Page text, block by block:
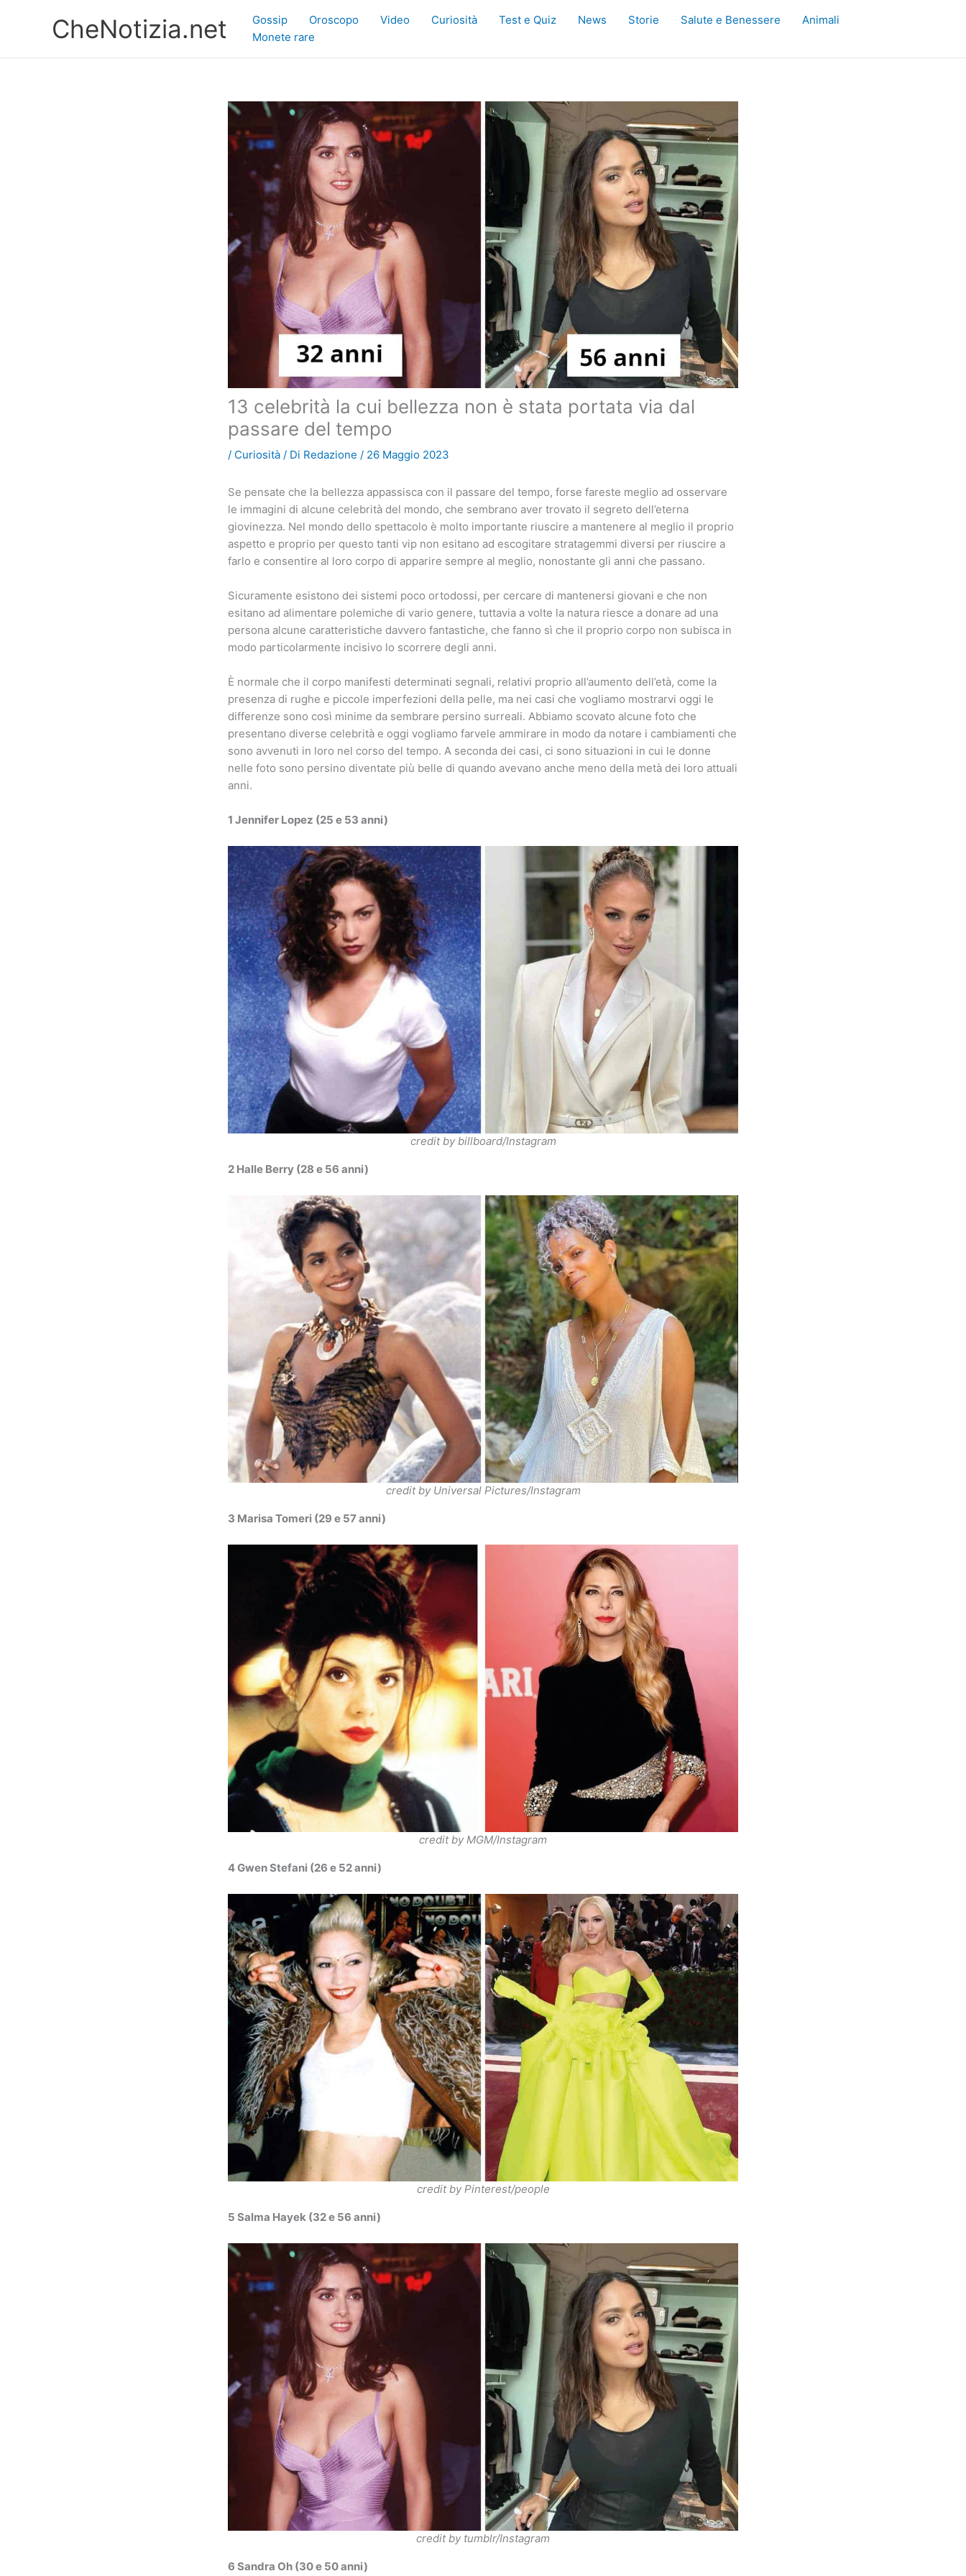
CheNotizia.net Gossip Oroscopo Video Curiosità Test e Quiz News Storie Salute e Benessere
Animali
Monete rare
13 celebrità la cui bellezza non è stata portata via dal
passare del tempo
/ Curiosità / Di Redazione / 26 Maggio 2023
Se pensate che la bellezza appassisca con il passare del tempo, forse fareste meglio ad osservare
le immagini di alcune celebrità del mondo, che sembrano aver trovato il segreto dell’eterna
giovinezza. Nel mondo dello spettacolo è molto importante riuscire a mantenere al meglio il proprio
aspetto e proprio per questo tanti vip non esitano ad escogitare stratagemmi diversi per riuscire a
farlo e consentire al loro corpo di apparire sempre al meglio, nonostante gli anni che passano.
Sicuramente esistono dei sistemi poco ortodossi, per cercare di mantenersi giovani e che non
esitano ad alimentare polemiche di vario genere, tuttavia a volte la natura riesce a donare ad una
persona alcune caratteristiche davvero fantastiche, che fanno sì che il proprio corpo non subisca in
modo particolarmente incisivo lo scorrere degli anni.
È normale che il corpo manifesti determinati segnali, relativi proprio all’aumento dell’età, come la
presenza di rughe e piccole imperfezioni della pelle, ma nei casi che vogliamo mostrarvi oggi le
differenze sono così minime da sembrare persino surreali. Abbiamo scovato alcune foto che
presentano diverse celebrità e oggi vogliamo farvele ammirare in modo da notare i cambiamenti che
sono avvenuti in loro nel corso del tempo. A seconda dei casi, ci sono situazioni in cui le donne
nelle foto sono persino diventate più belle di quando avevano anche meno della metà dei loro attuali
anni.
1 Jennifer Lopez (25 e 53 anni)
credit by billboard/Instagram
2 Halle Berry (28 e 56 anni)
credit by Universal Pictures/Instagram
3 Marisa Tomeri (29 e 57 anni)
credit by MGM/Instagram
4 Gwen Stefani (26 e 52 anni)
credit by Pinterest/people
5 Salma Hayek (32 e 56 anni)
credit by tumblr/Instagram
6 Sandra Oh (30 e 50 anni)